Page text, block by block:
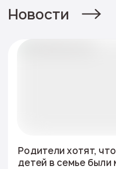
Новости
Родители хотят,
детей в семье были